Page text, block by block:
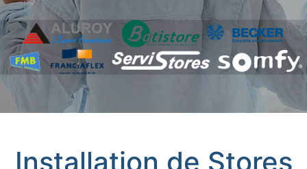
Installation de Stores